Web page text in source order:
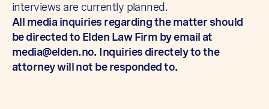
interviews are currently planned.
All media inquiries regarding the matter should
be directed to Elden Law Firm by email at
media@elden.no. Inquiries directely to the
attorney will not be responded to.